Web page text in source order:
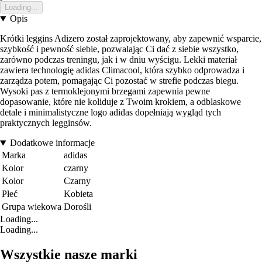
Loading...
Opis
Krótki leggins Adizero został zaprojektowany, aby zapewnić wsparcie,
szybkość i pewność siebie, pozwalając Ci dać z siebie wszystko,
zarówno podczas treningu, jak i w dniu wyścigu. Lekki materiał
zawiera technologię adidas Climacool, która szybko odprowadza i
zarządza potem, pomagając Ci pozostać w strefie podczas biegu.
Wysoki pas z termoklejonymi brzegami zapewnia pewne
dopasowanie, które nie koliduje z Twoim krokiem, a odblaskowe
detale i minimalistyczne logo adidas dopełniają wygląd tych
praktycznych legginsów.
Dodatkowe informacje
Marka
adidas
Kolor
czarny
Kolor
Czarny
Płeć
Kobieta
Grupa wiekowa Dorośli
Loading...
Loading...
Wszystkie nasze marki